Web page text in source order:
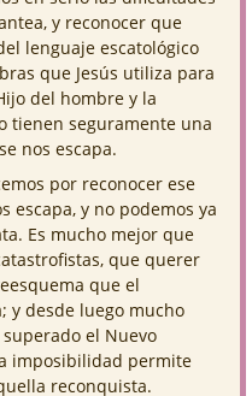
y reconocer que
lenguaje escatológico
que Jesús utiliza para
del hombre y la
tienen seguramente una
nos escapa.
por reconocer ese
escapa, y no podemos ya
Es mucho mejor que
que querer
que el
y desde luego mucho
el Nuevo
imposibilidad permite
reconquista.